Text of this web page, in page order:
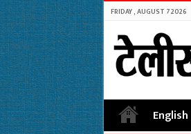
FRIDAY , AUGUST 7 2026